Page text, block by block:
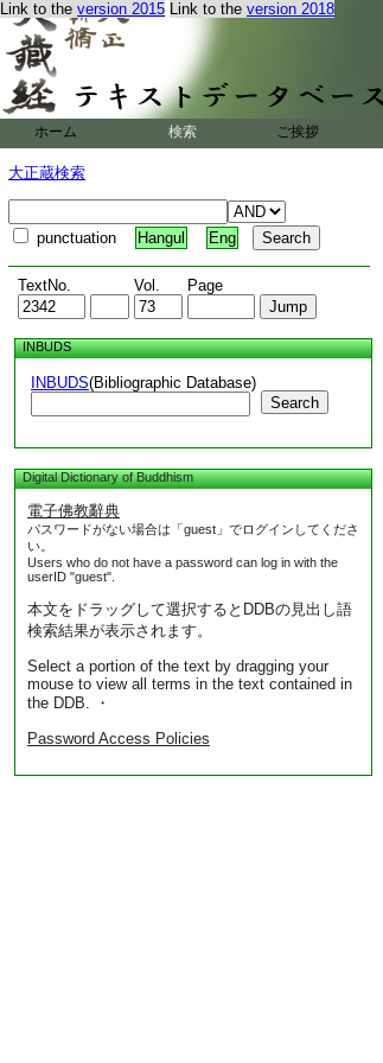
Link to the version 2015 Link to the version 2018
ホーム 検索 ご挨拶
大正蔵検索
punctuation Hangul Eng
TextNo. Vol. Page
INBUDS
INBUDS(Bibliographic Database)
Search
Digital Dictionary of Buddhism
電子佛教辭典
パスワードがない場合は「guest」でログインしてくださ
い。
Users who do not have a password can log in with the
userID "guest".
本文をドラッグして選択するとDDBの見出し語
検索結果が表示されます。
Select a portion of the text by dragging your
mouse to view all terms in the text contained in
the DDB. ・
Password Access Policies